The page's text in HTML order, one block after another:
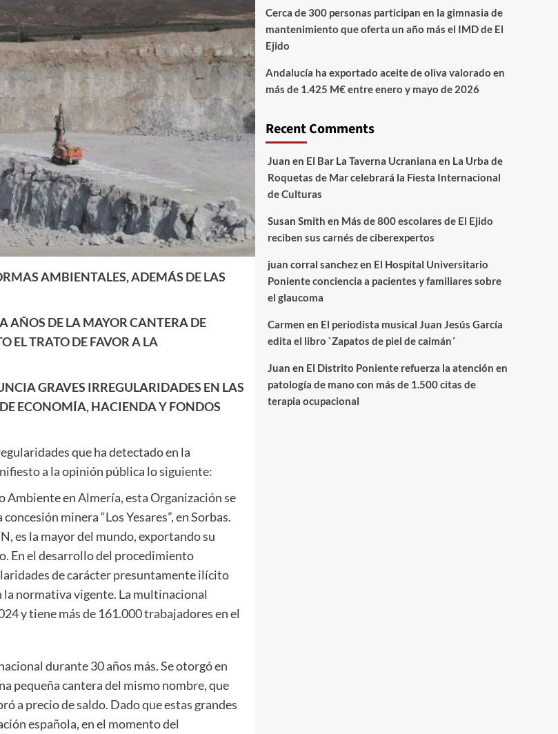
AMBIENTALES, ADEMÁS DE LAS
AÑOS DE LA MAYOR CANTERA DE
EL TRATO DE FAVOR A LA
GRAVES IRREGULARIDADES EN LAS
ECONOMÍA, HACIENDA Y FONDOS
que ha detectado en la
a la opinión pública lo siguiente:
Ambiente en Almería, esta Organización se
minera “Los Yesares”, en Sorbas.
es la mayor del mundo, exportando su
En el desarrollo del procedimiento
de carácter presuntamente ilícito
normativa vigente. La multinacional
y tiene más de 161.000 trabajadores en el
durante 30 años más. Se otorgó en
pequeña cantera del mismo nombre, que
a precio de saldo. Dado que estas grandes
española, en el momento del
Cerca de 300 personas participan en la gimnasia de
mantenimiento que oferta un año más el IMD de El
Ejido
Andalucía ha exportado aceite de oliva valorado en
más de 1.425 M€ entre enero y mayo de 2026
Recent Comments
Juan en El Bar La Taverna Ucraniana en La Urba de
Roquetas de Mar celebrará la Fiesta Internacional
de Culturas
Susan Smith en Más de 800 escolares de El Ejido
reciben sus carnés de ciberexpertos
juan corral sanchezen El Hospital Universitario
Poniente conciencia a pacientes y familiares sobre
el glaucoma
Carmen en El periodista musical Juan Jesús García
edita el libro `Zapatos de piel de caimán´
Juan en El Distrito Poniente refuerza la atención en
patología de mano con más de 1.500 citas de
terapia ocupacional